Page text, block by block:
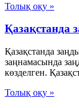
Толық оқу »
Қазақстанда
Қазақстанда
заңнамасында
көзделген.
Толық оқу »